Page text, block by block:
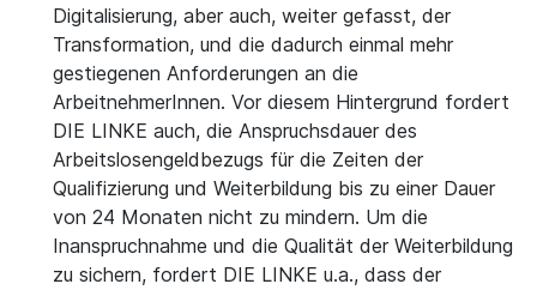
Digitalisierung, aber auch, weiter gefasst, der
Transformation, und die dadurch einmal mehr
gestiegenen Anforderungen an die
ArbeitnehmerInnen. Vor diesem Hintergrund fordert
DIE LINKE auch, die Anspruchsdauer des
Arbeitslosengeldbezugs für die Zeiten der
Qualifizierung und Weiterbildung bis zu einer Dauer
von 24 Monaten nicht zu mindern. Um die
Inanspruchnahme und die Qualität der Weiterbildung
zu sichern, fordert DIE LINKE u.a., dass der